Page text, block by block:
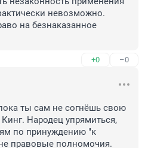
невозможно.
на безнаказанное
+0 –0
ты сам не согнёшь свою
Народец упрямиться,
по принуждению "к
правовые полномочия.